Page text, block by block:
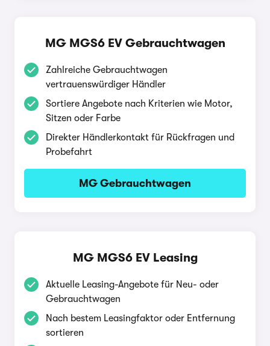
MG MGS6 EV Gebrauchtwagen
Zahlreiche Gebrauchtwagen
vertrauenswürdiger Händler
Sortiere Angebote nach Kriterien wie Motor,
Sitzen oder Farbe
Direkter Händlerkontakt für Rückfragen und
Probefahrt
MG Gebrauchtwagen
MG MGS6 EV Leasing
Aktuelle Leasing-Angebote für Neu- oder
Gebrauchtwagen
Nach bestem Leasingfaktor oder Entfernung
sortieren